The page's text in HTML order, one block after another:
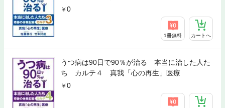
0
1冊無料 カートへ
うつ病は90日で90％が治る 本当に治した人た
ち カルテ４ 真我「心の再生」医療
0